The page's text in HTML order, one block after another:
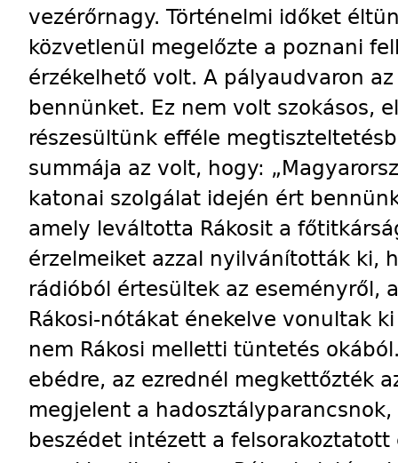
vezérőrnagy. Történelmi időket
közvetlenül megelőzte a poznani
érzékelhető volt. A pályaudvaron
bennünket. Ez nem volt szokásos,
részesültünk efféle
summája az volt, hogy:
katonai szolgálat idején ért
amely leváltotta Rákosit a
érzelmeiket azzal nyilvánították ki,
rádióból értesültek az eseményről,
Rákosi-nótákat énekelve vonultak
nem Rákosi melletti tüntetés
ebédre, az ezrednél megkettőzték
megjelent a
beszédet intézett a